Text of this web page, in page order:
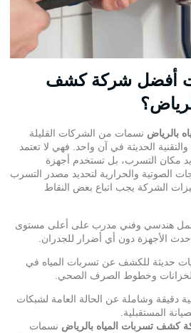
أفضل شركة كشف
بالرياض نسمات من الشركات القليلة
الحديثة في آن واحد. فهي لا تعتمد
مكان التسرب، بل تستخدم أجهزة
الصوتية والحرارية لتحديد مصدر التسرب
الشركة يجب اتباع بعض النقاط
هندسي وفني مدرب على أعلى مستوى
الأجهزة دون أي أضرار للجدران.
حديثة للكشف عن تسربات المياه في
وخطوط الصرف الصحي.
دقيقة وشاملة عن الحالة العامة لشبكات
المستقبلية.
كشف تسربات المياه بالرياض نسمات